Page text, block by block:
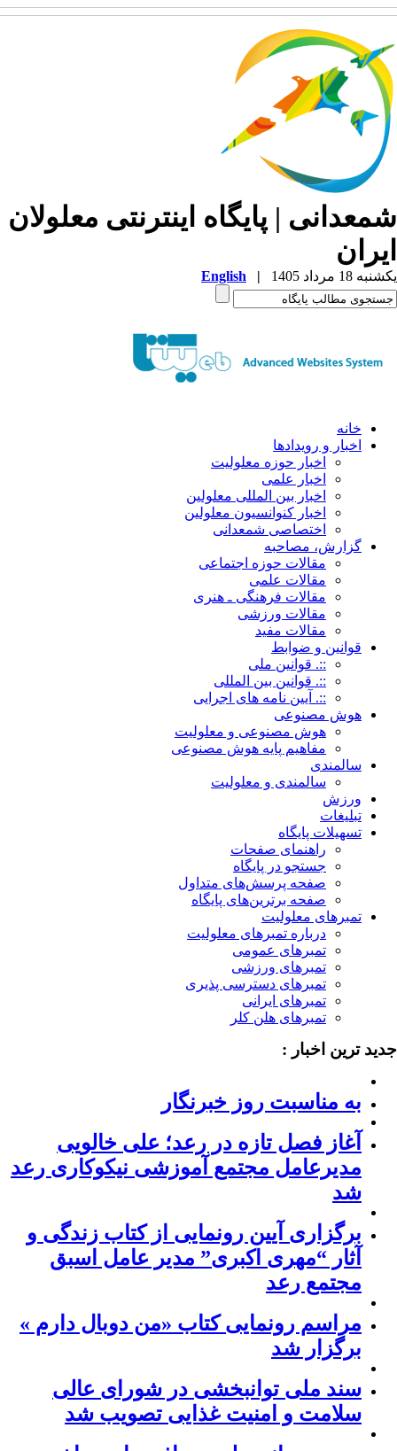
| پایگاه اینترنتی معلولان
18 مرداد 1405 |
English
خانه
اخبار و رویدادها
اخبار حوزه معلولیت
اخبار علمی
اخبار بین المللی معلولین
اخبار کنوانسیون معلولین
اختصاصی شمعدانی
گزارش، مصاحبه
مقالات حوزه اجتماعی
مقالات علمی
مقالات فرهنگی ـ هنری
مقالات ورزشی
مقالات مفید
قوانین و ضوابط
::. قوانین ملی
::. قوانین بین المللی
::. آیین نامه های اجرایی
هوش مصنوعی
هوش مصنوعی و معلولیت
مفاهیم پایه هوش مصنوعی
سالمندی
سالمندی و معلولیت
ورزش
تبلیغات
تسهیلات پایگاه
راهنمای صفحات
جستجو در پایگاه
صفحه پرسش‌های متداول
صفحه برترین‌های پایگاه
تمبرهای معلولیت
درباره تمبرهای معلولیت
تمبرهای عمومی
تمبرهای ورزشی
تمبرهای دسترسی پذیری
تمبرهای ایرانی
تمبرهای هلن کلر
ترین اخبار :
به مناسبت روز خبرنگار
آغاز فصل تازه در رعد؛ علی خالویی
مدیرعامل مجتمع آموزشی نیکوکاری رعد
شد
برگزاری آیین رونمایی از کتاب زندگی و
آثار “مهری اکبری” مدیر عامل اسبق
مجتمع رعد
مراسم رونمایی کتاب «من دوبال دارم »
برگزار شد
سند ملی توانبخشی در شورای عالی
سلامت و امنیت غذایی تصویب شد